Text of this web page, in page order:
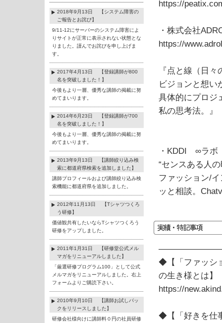
2018年9月13日 【システム障害の
ご報告とお詫び】
9/11-12にサーバーのシステム障害によ
りサイトが正常に表示されない状態とな
りました。謹んでお詫びを申し上げま
す。
2017年4月13日 【登録講師が800
名を突破しました！】
今後もより一層、優秀な講師の掲載に努
めてまいります。
2014年6月23日 【登録講師が700
名を突破しました！】
今後もより一層、優秀な講師の掲載に努
めてまいります。
2013年9月13日 【講師絞り込み検
索に都道府県検索を追加しました】
講師プロフィールおよび講師絞り込み検
索機能に都道府県を追加しました。
2012年11月13日 【Tシャツつくろ
う研修】
価値観共有したいならTシャツつくろう
研修をアップしました。
2011年1月31日 【研修堂公式メル
マガをリニューアルしました】
「厳選研修プログラム100」として公式
メルマガをリニューアルしました。右上
フォームよりご購読下さい。
2010年9月10日 【講師お試しパッ
クをリリースしました】
研修会社様向けに講師料０円の社員研修
https://
・株式会社
https://
『点と線（日
ビジョンと想い
具体的にプロジ
私の思考法。』
・KDDI ∞ラ
“センスある人
ファッション/
ッと相談。
◆【「ファッシ
の生き様とは】
https://
◆【「好きを仕